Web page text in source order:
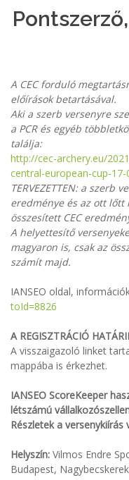
A CEC forduló
előírások betartásával.
Aki a szerb versenyre
a PCR és egyéb
találja:
http://cec-archery.eu/
central-european-cup-
TERVEZETTEN: a szerb
eredménye és az ott
összesített CEC
A helyettesítő
magyaron is, csak az
számít majd.
IANSEO oldal,
toId=8826
A REGISZTRÁCIÓ
A visszaigazoló linket
mappába is érkezhet.
IANSEO ScoreKeeper
létszámú
Részletek a
Helyszín: Vilmos Endre
Budapest,